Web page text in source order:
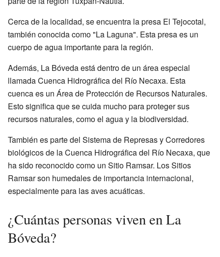
Cerca de la localidad, se encuentra la presa El Tejocotal,
también conocida como "La Laguna". Esta presa es un
cuerpo de agua importante para la región.
Además, La Bóveda está dentro de un área especial
llamada Cuenca Hidrográfica del Río Necaxa. Esta
cuenca es un Área de Protección de Recursos Naturales.
Esto significa que se cuida mucho para proteger sus
recursos naturales, como el agua y la biodiversidad.
También es parte del Sistema de Represas y Corredores
biológicos de la Cuenca Hidrográfica del Río Necaxa, que
ha sido reconocido como un Sitio Ramsar. Los Sitios
Ramsar son humedales de importancia internacional,
especialmente para las aves acuáticas.
¿Cuántas personas viven en La
Bóveda?